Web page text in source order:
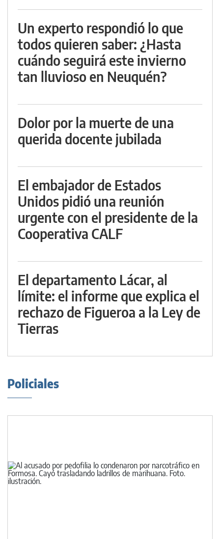
Un experto respondió lo que
todos quieren saber: ¿Hasta
cuándo seguirá este invierno
tan lluvioso en Neuquén?
Dolor por la muerte de una
querida docente jubilada
El embajador de Estados
Unidos pidió una reunión
urgente con el presidente de la
Cooperativa CALF
El departamento Lácar, al
límite: el informe que explica el
rechazo de Figueroa a la Ley de
Tierras
Policiales